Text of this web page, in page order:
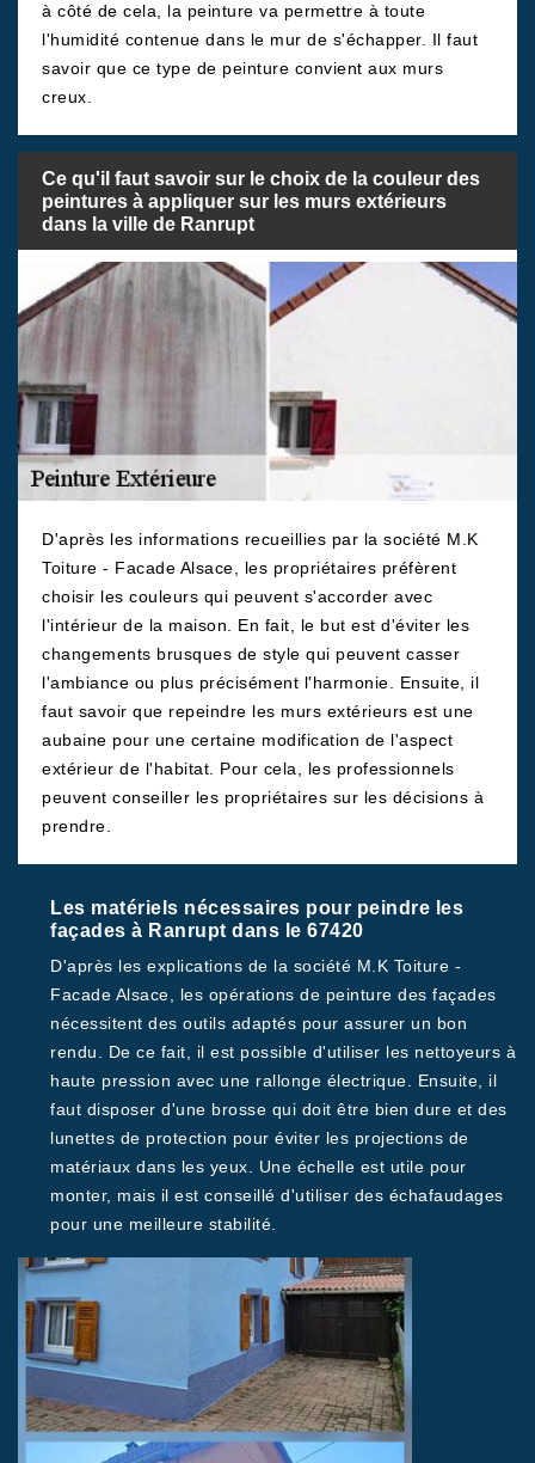
à côté de cela, la peinture va permettre à toute
l'humidité contenue dans le mur de s'échapper. Il faut
savoir que ce type de peinture convient aux murs
creux.
Ce qu'il faut savoir sur le choix de la couleur des
peintures à appliquer sur les murs extérieurs
dans la ville de Ranrupt
D'après les informations recueillies par la société M.K
Toiture - Facade Alsace, les propriétaires préfèrent
choisir les couleurs qui peuvent s'accorder avec
l'intérieur de la maison. En fait, le but est d'éviter les
changements brusques de style qui peuvent casser
l'ambiance ou plus précisément l'harmonie. Ensuite, il
faut savoir que repeindre les murs extérieurs est une
aubaine pour une certaine modification de l'aspect
extérieur de l'habitat. Pour cela, les professionnels
peuvent conseiller les propriétaires sur les décisions à
prendre.
Les matériels nécessaires pour peindre les
façades à Ranrupt dans le 67420
D'après les explications de la société M.K Toiture -
Facade Alsace, les opérations de peinture des façades
nécessitent des outils adaptés pour assurer un bon
rendu. De ce fait, il est possible d'utiliser les nettoyeurs à
haute pression avec une rallonge électrique. Ensuite, il
faut disposer d'une brosse qui doit être bien dure et des
lunettes de protection pour éviter les projections de
matériaux dans les yeux. Une échelle est utile pour
monter, mais il est conseillé d'utiliser des échafaudages
pour une meilleure stabilité.